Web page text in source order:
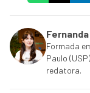
Formada
Paulo
redatora.